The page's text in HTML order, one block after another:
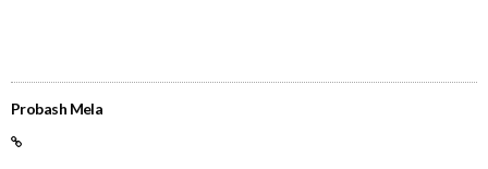
Probash Mela